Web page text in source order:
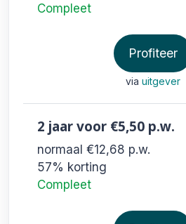
Compleet
Profiteer
via uitgever
2 jaarvoor €5,50 p.w.
normaal €12,68 p.w.
57% korting
Compleet